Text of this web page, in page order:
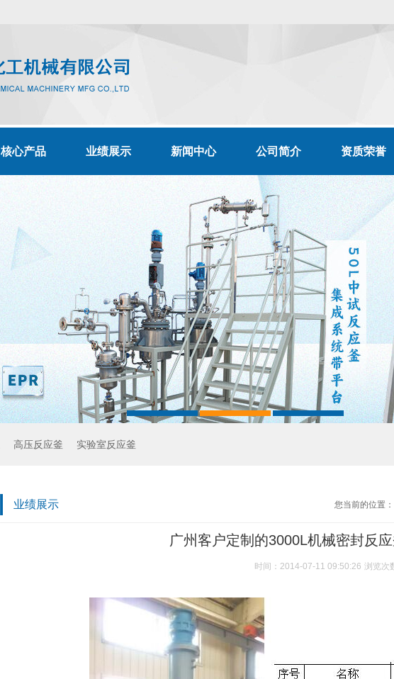
核心产品 业绩展示 新闻中心 公司简介 资质荣誉
高压反应釜 实验室反应釜
业绩展示 您当前的位置：
广州客户定制的3000L机械密封反
时间：2014-07-11 09:50:26 浏览次